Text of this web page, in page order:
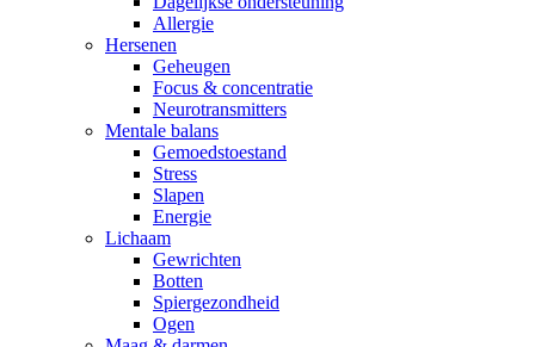
Allergie
Hersenen
Geheugen
Focus & concentratie
Neurotransmitters
Mentale balans
Gemoedstoestand
Stress
Slapen
Energie
Lichaam
Gewrichten
Botten
Spiergezondheid
Ogen